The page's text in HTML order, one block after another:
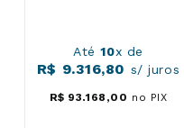
Até10x de
R$ 9.316,80 s/ juros
R$ 93.168 ,00 no PIX